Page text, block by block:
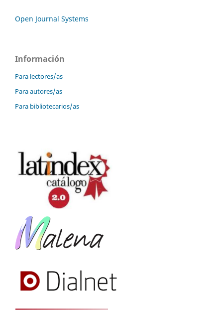
Open Journal Systems
Información
Para lectores/as
Para autores/as
Para bibliotecarios/as